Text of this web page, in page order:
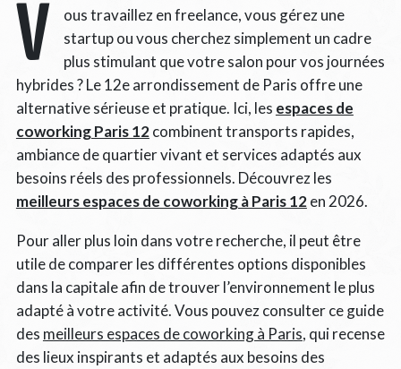
V
ous travaillez en freelance, vous gérez une
startup ou vous cherchez simplement un cadre
plus stimulant que votre salon pour vos journées
hybrides ? Le 12e arrondissement de Paris offre une
alternative sérieuse et pratique. Ici, les espaces de
coworking Paris 12combinent transports rapides,
ambiance de quartier vivant et services adaptés aux
besoins réels des professionnels. Découvrez les
meilleurs espaces de coworking à Paris 12en 2026.
Pour aller plus loin dans votre recherche, il peut être
utile de comparer les différentes options disponibles
dans la capitale afin de trouver l’environnement le plus
adapté à votre activité. Vous pouvez consulter ce guide
des meilleurs espaces de coworking à Paris, qui recense
des lieux inspirants et adaptés aux besoins des